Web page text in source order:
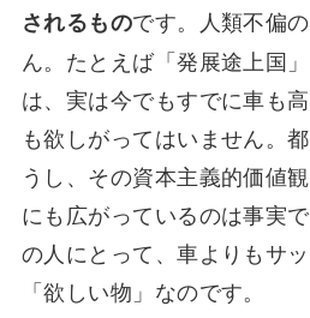
されるものです。人類不偏
ん。たとえば「発展途上国
は、実は今でもすでに車も
も欲しがってはいません。
うし、その資本主義的価値
にも広がっているのは事実
の人にとって、車よりもサ
「欲しい物」なのです。